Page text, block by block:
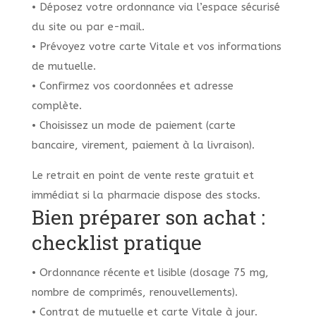
• Déposez votre ordonnance via l’espace sécurisé
du site ou par e-mail.
• Prévoyez votre carte Vitale et vos informations
de mutuelle.
• Confirmez vos coordonnées et adresse
complète.
• Choisissez un mode de paiement (carte
bancaire, virement, paiement à la livraison).
Le retrait en point de vente reste gratuit et
immédiat si la pharmacie dispose des stocks.
Bien préparer son achat :
checklist pratique
• Ordonnance récente et lisible (dosage 75 mg,
nombre de comprimés, renouvellements).
• Contrat de mutuelle et carte Vitale à jour.